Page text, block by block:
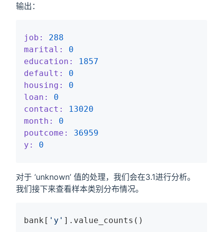
输出：
job:
288
marital:
0
education:
1857
default:
0
housing:
0
loan:
0
contact:
13020
month:
0
poutcome:
36959
y:
0
对于 ‘unknown’ 值的处理，我们会在3.1进行分析。
我们接下来查看样本类别分布情况。
bank[ 'y' ].value_counts()